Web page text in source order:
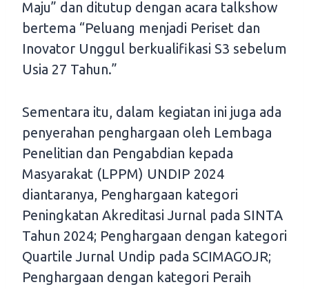
Maju” dan ditutup dengan acara talkshow
bertema “Peluang menjadi Periset dan
Inovator Unggul berkualifikasi S3 sebelum
Usia 27 Tahun.”
Sementara itu, dalam kegiatan ini juga ada
penyerahan penghargaan oleh Lembaga
Penelitian dan Pengabdian kepada
Masyarakat (LPPM) UNDIP 2024
diantaranya, Penghargaan kategori
Peningkatan Akreditasi Jurnal pada SINTA
Tahun 2024; Penghargaan dengan kategori
Quartile Jurnal Undip pada SCIMAGOJR;
Penghargaan dengan kategori Peraih